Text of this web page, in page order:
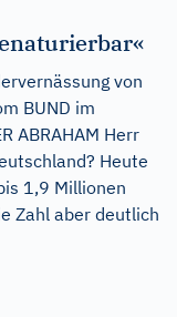
von
BUND im
ABRAHAM Herr
Heute
1,9 Millionen
Zahl aber deutlich